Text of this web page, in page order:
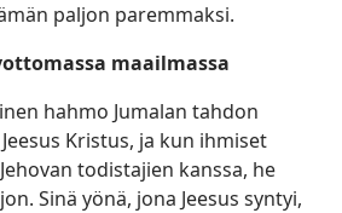
paljon paremmaksi.
maailmassa
hahmo Jumalan tahdon
Kristus, ja kun ihmiset
todistajien kanssa, he
Sinä yönä, jona Jeesus syntyi,